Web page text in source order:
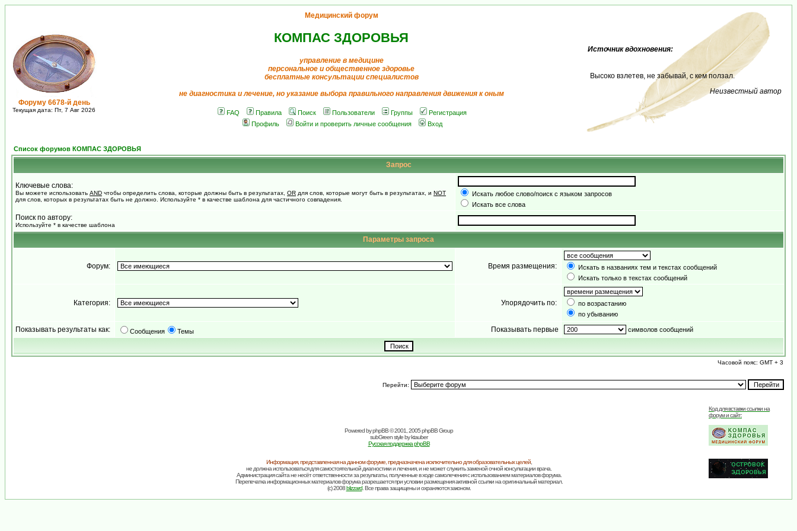
Форуму 6678-й день
Текущая дата: Пт, 7 Авг 2026
Медицинский форум
КОМПАС ЗДОРОВЬЯ
управление в медицине
персональное и общественное здоровье
бесплатные консультации специалистов
не диагностика и лечение, но указание выбора правильного направления движения к оным
FAQ Правила Поиск Пользователи Группы
Регистрация
Профиль
Войти и проверить личные сообщения Вход
Источник вдохновения:
Высоко взлетев, не забывай, с кем ползал.
Неизвестный автор
Список форумов КОМПАС ЗДОРОВЬЯ
Запрос
Ключевые слова:
Вы можете использовать AND чтобы определить слова, которые должны быть в результатах, OR для слов, которые могут быть в результатах, и NOT
для слов, которых в результатах быть не должно. Используйте * в качестве шаблона для частичного совпадения.
Искать любое слово/поиск с языком запросов
Искать все слова
Поиск по автору:
Используйте * в качестве шаблона
Параметры запроса
Форум: Время размещения:
Искать в названиях тем и текстах сообщений
Искать только в текстах сообщений
Категория: Упорядочить по:
по возрастанию
по убыванию
Показывать результаты как: Сообщения Темы Показывать первые символов сообщений
Часовой пояс: GMT + 3
Перейти:
Powered byphpBB© 2001, 2005 phpBB Group
subGreen style byktauber
Русская поддержка phpBB
Код для вставки ссылки на
форум и сайт:
Информация, представленная на данном форуме, предназначена исключительно для образовательных целей,
не должна использоваться для самостоятельной диагностики и лечения, и не может служить заменой очной консультации врача.
Администрация сайта не несёт ответственности за результаты, полученные в ходе самолечения с использованием материалов форума.
Перепечатка информационных материалов форума разрешается при условии размещения активной ссылки на оригинальный материал.
(c) 2008blizzard. Все права защищены и охраняются законом.